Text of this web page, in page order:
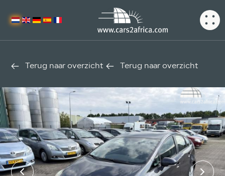
Terug naar overzicht Terug naar overzicht